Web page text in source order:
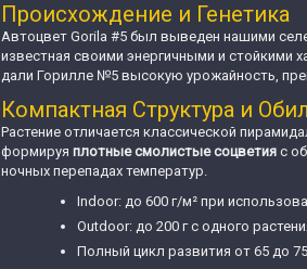
Происхождение и Генетика
Автоцвет Gorila #5 был выведен нашими
известная своими энергичными и стойкими
дали Горилле №5 высокую урожайность,
Компактная Структура и
Растение отличается классической
формируя плотные смолистые соцветия с
ночных перепадах температур.
Indoor: до 600 г/м² при
Outdoor: до 200 г с одного
Полный цикл развития от 65 до